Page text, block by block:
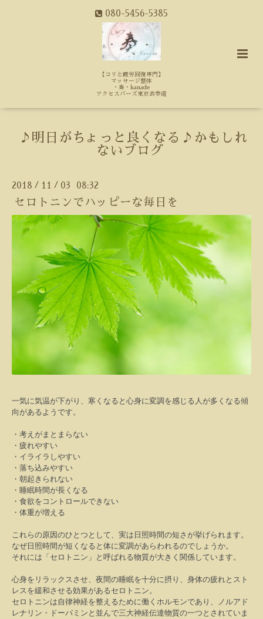
080-5456-5385
【コリと疲労回復専門】
マッサージ整体
・奏・kanade
アクセスバーズ東京表参道
♪明日がちょっと良くなる♪かもしれ
ないブログ
2018 / 11 / 03 08:32
セロトニンでハッピーな毎日を
一気に気温が下がり、寒くなると心身に変調を感じる人が多くなる傾
向があるようです。
・考えがまとまらない
・疲れやすい
・イライラしやすい
・落ち込みやすい
・朝起きられない
・睡眠時間が長くなる
・食欲をコントロールできない
・体重が増える
これらの原因のひとつとして、実は日照時間の短さが挙げられます。
なぜ日照時間が短くなると体に変調があらわれるのでしょうか。
それには「セロトニン」と呼ばれる物質が大きく関係しています。
心身をリラックスさせ、夜間の睡眠を十分に摂り、身体の疲れとスト
レスを緩和させる効果があるセロトニン。
セロトニンは自律神経を整えるために働くホルモンであり、ノルアド
レナリン・ドーパミンと並んで三大神経伝達物質の一つとされていま